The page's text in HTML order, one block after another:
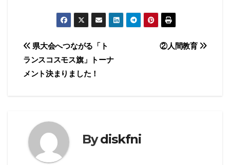
投
稿
ゲ
ー
②人間教育
県大会へつながる「ト
ランスコスモス旗」トーナ
メント決まりました！
Bydiskfni